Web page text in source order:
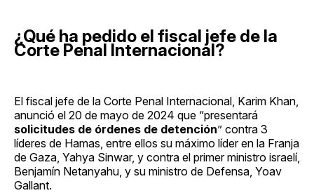
¿Qué ha pedido el fiscal jefe de la
Corte Penal Internacional?
El fiscal jefe de la Corte Penal Internacional, Karim Khan,
anunció el 20 de mayo de 2024 que “presentará
solicitudes de órdenes de detención” contra 3
líderes de Hamas, entre ellos su máximo líder en la Franja
de Gaza, Yahya Sinwar, y contra el primer ministro israelí,
Benjamín Netanyahu, y su ministro de Defensa, Yoav
Gallant.